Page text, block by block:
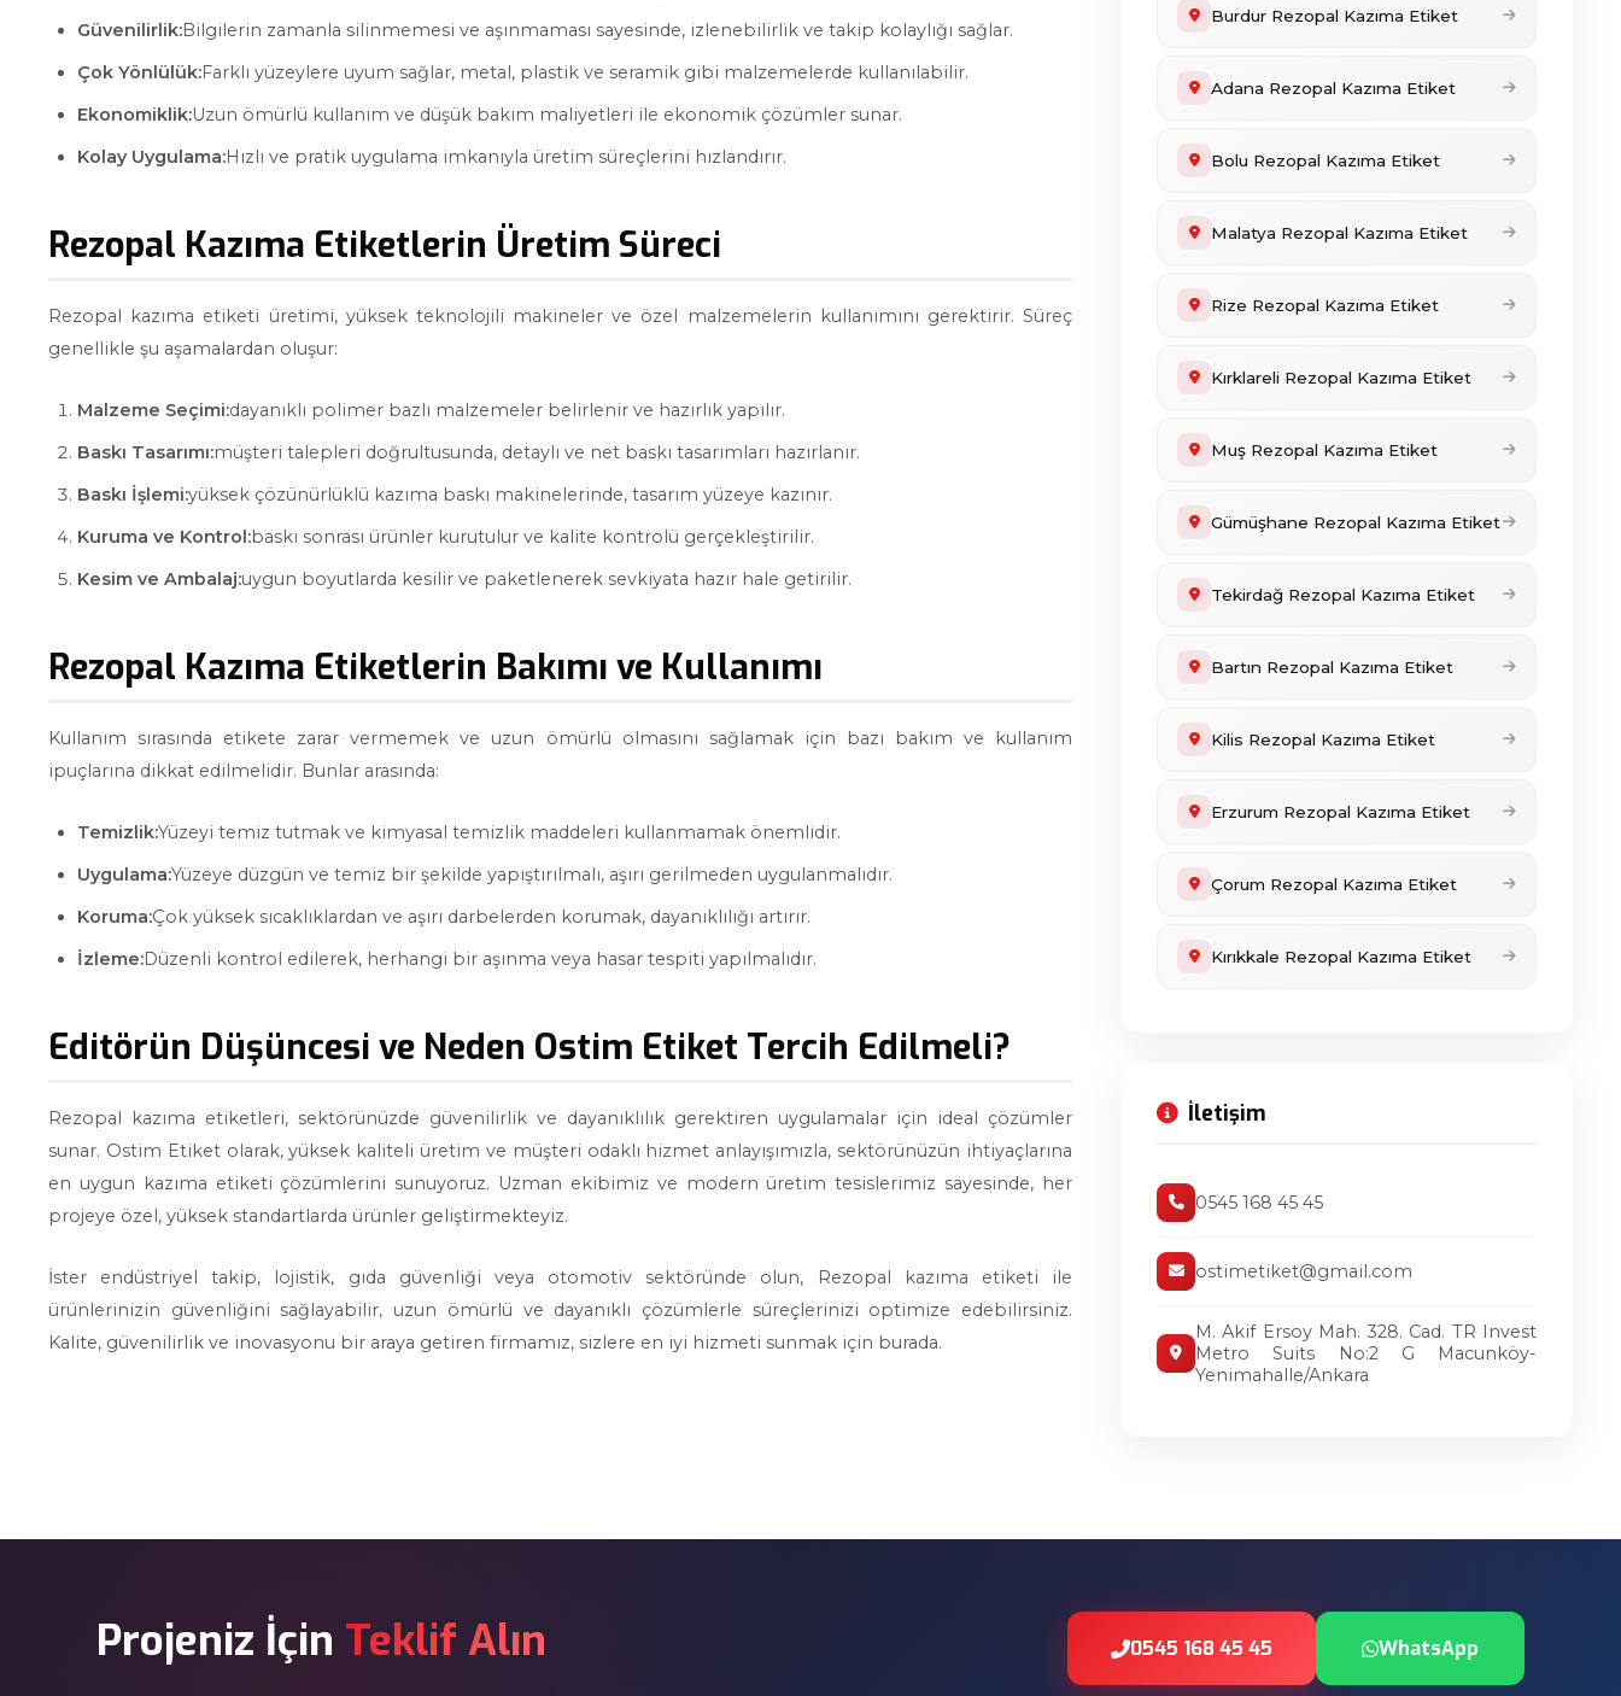
Güvenilirlik:Bilgilerin zamanla silinmemesi ve aşınmaması sayesinde, izlenebilirlik ve takip kolaylığı sağlar.
Çok Yönlülük:Farklı yüzeylere uyum sağlar, metal, plastik ve seramik gibi malzemelerde kullanılabilir.
Ekonomiklik:Uzun ömürlü kullanım ve düşük bakım maliyetleri ile ekonomik çözümler sunar.
Kolay Uygulama:Hızlı ve pratik uygulama imkanıyla üretim süreçlerini hızlandırır.
Rezopal Kazıma Etiketlerin Üretim Süreci
Rezopal kazıma etiketi üretimi, yüksek teknolojili makineler ve özel malzemelerin kullanımını gerektirir. Süreç
genellikle şu aşamalardan oluşur:
Malzeme Seçimi:dayanıklı polimer bazlı malzemeler belirlenir ve hazırlık yapılır.
Baskı Tasarımı:müşteri talepleri doğrultusunda, detaylı ve net baskı tasarımları hazırlanır.
Baskı İşlemi:yüksek çözünürlüklü kazıma baskı makinelerinde, tasarım yüzeye kazınır.
Kuruma ve Kontrol:baskı sonrası ürünler kurutulur ve kalite kontrolü gerçekleştirilir.
Kesim ve Ambalaj:uygun boyutlarda kesilir ve paketlenerek sevkiyata hazır hale getirilir.
Rezopal Kazıma Etiketlerin Bakımı ve Kullanımı
Kullanım sırasında etikete zarar vermemek ve uzun ömürlü olmasını sağlamak için bazı bakım ve kullanım
ipuçlarına dikkat edilmelidir. Bunlar arasında:
Temizlik:Yüzeyi temiz tutmak ve kimyasal temizlik maddeleri kullanmamak önemlidir.
Uygulama:Yüzeye düzgün ve temiz bir şekilde yapıştırılmalı, aşırı gerilmeden uygulanmalıdır.
Koruma:Çok yüksek sıcaklıklardan ve aşırı darbelerden korumak, dayanıklılığı artırır.
İzleme:Düzenli kontrol edilerek, herhangi bir aşınma veya hasar tespiti yapılmalıdır.
Editörün Düşüncesi ve Neden Ostim Etiket Tercih Edilmeli?
Rezopal kazıma etiketleri, sektörünüzde güvenilirlik ve dayanıklılık gerektiren uygulamalar için ideal çözümler
sunar. Ostim Etiket olarak, yüksek kaliteli üretim ve müşteri odaklı hizmet anlayışımızla, sektörünüzün ihtiyaçlarına
en uygun kazıma etiketi çözümlerini sunuyoruz. Uzman ekibimiz ve modern üretim tesislerimiz sayesinde, her
projeye özel, yüksek standartlarda ürünler geliştirmekteyiz.
İster endüstriyel takip, lojistik, gıda güvenliği veya otomotiv sektöründe olun, Rezopal kazıma etiketi ile
ürünlerinizin güvenliğini sağlayabilir, uzun ömürlü ve dayanıklı çözümlerle süreçlerinizi optimize edebilirsiniz.
Kalite, güvenilirlik ve inovasyonu bir araya getiren firmamız, sizlere en iyi hizmeti sunmak için burada.
Burdur Rezopal Kazıma Etiket
Adana Rezopal Kazıma Etiket
Bolu Rezopal Kazıma Etiket
Malatya Rezopal Kazıma Etiket
Rize Rezopal Kazıma Etiket
Kırklareli Rezopal Kazıma Etiket
Muş Rezopal Kazıma Etiket
Gümüşhane Rezopal Kazıma Etiket
Tekirdağ Rezopal Kazıma Etiket
Bartın Rezopal Kazıma Etiket
Kilis Rezopal Kazıma Etiket
Erzurum Rezopal Kazıma Etiket
Çorum Rezopal Kazıma Etiket
Kırıkkale Rezopal Kazıma Etiket
İletişim
0545 168 45 45
ostimetiket@gmail.com
M. Akif Ersoy Mah. 328. Cad. TR Invest
Metro Suits No:2 G Macunköy-
Yenimahalle/Ankara
Projeniz İçin Teklif Alın 0545 168 45 45 WhatsApp